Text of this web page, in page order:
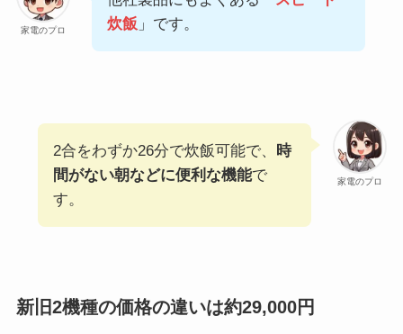
家電のプロ
炊飯」です。
家電のプロ
2合をわずか26分で炊飯可能で、 時
間がない朝などに便利な機能で
す。
新旧2機種の価格の違いは約29,000円